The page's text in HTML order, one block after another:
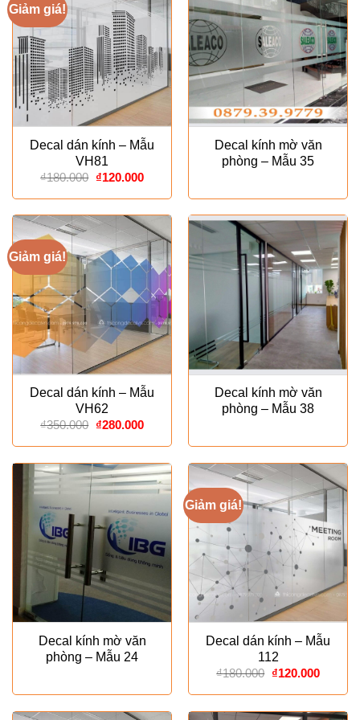
Giảm giá!
Decal dán kính – Mẫu
VH81
₫180.000 Giá
là:
₫180.000.
₫120.000Giá
tại
là:
₫120.000.
Decal kính mờ văn
phòng – Mẫu 35
Giảm giá!
Decal dán kính – Mẫu
VH62
₫350.000 Giá
là:
₫350.000.
₫280.000Giá
tại
là:
₫280.000.
Decal kính mờ văn
phòng – Mẫu 38
Decal kính mờ văn
phòng – Mẫu 24
Giảm giá!
Decal dán kính – Mẫu
112
₫180.000 Giá
là:
₫180.000.
₫120.000Giá
tại
là: